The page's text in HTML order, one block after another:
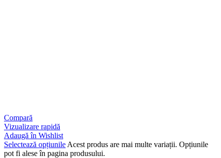
Compară
Vizualizare rapidă
Adaugă în Wishlist
Selectează opțiunile Acest produs are mai multe variații. Opțiunile
pot fi alese în pagina produsului.